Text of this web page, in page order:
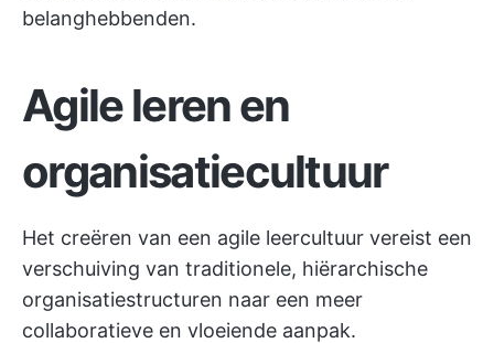
belanghebbenden.
Agile leren en
organisatiecultuur
Het creëren van een agile leercultuur vereist een
verschuiving van traditionele, hiërarchische
organisatiestructuren naar een meer
collaboratieve en vloeiende aanpak.